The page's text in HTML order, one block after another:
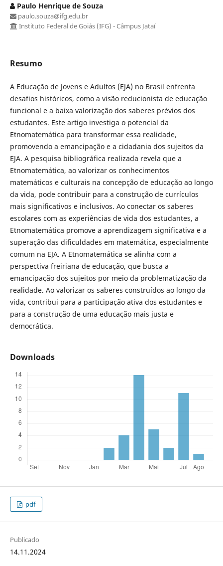
Paulo Henrique de Souza
paulo.souza@ifg.edu.br
Instituto Federal de Goiás (IFG) - Câmpus Jataí
Resumo
A Educação de Jovens e Adultos (EJA) no Brasil enfrenta
desafios históricos, como a visão reducionista de educação
funcional e a baixa valorização dos saberes prévios dos
estudantes. Este artigo investiga o potencial da
Etnomatemática para transformar essa realidade,
promovendo a emancipação e a cidadania dos sujeitos da
EJA. A pesquisa bibliográfica realizada revela que a
Etnomatemática, ao valorizar os conhecimentos
matemáticos e culturais na concepção de educação ao longo
da vida, pode contribuir para a construção de currículos
mais significativos e inclusivos. Ao conectar os saberes
escolares com as experiências de vida dos estudantes, a
Etnomatemática promove a aprendizagem significativa e a
superação das dificuldades em matemática, especialmente
comum na EJA. A Etnomatemática se alinha com a
perspectiva freiriana de educação, que busca a
emancipação dos sujeitos por meio da problematização da
realidade. Ao valorizar os saberes construídos ao longo da
vida, contribui para a participação ativa dos estudantes e
para a construção de uma educação mais justa e
democrática.
Downloads
pdf
Publicado
14.11.2024